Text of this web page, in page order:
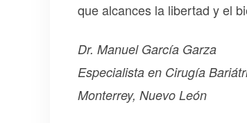
que alcances la libertad y el
Dr. Manuel García Garza
Especialista en Cirugía
Monterrey, Nuevo León